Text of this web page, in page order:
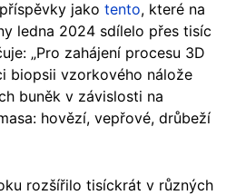
jako tento, které na
ledna 2024 sdílelo přes tisíc
„Pro zahájení procesu 3D
biopsii vzorkového nálože
buněk v závislosti na
hovězí, vepřové, drůbeží
rozšířilo tisíckrát v různých